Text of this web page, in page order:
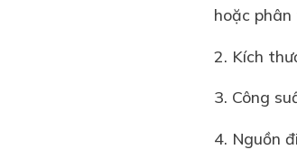
hoặc
2. Kích
3. Công
4. Nguồn